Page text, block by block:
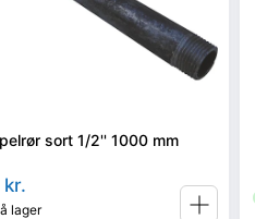
sort 1/2'' 1000 mm
kr.
lager